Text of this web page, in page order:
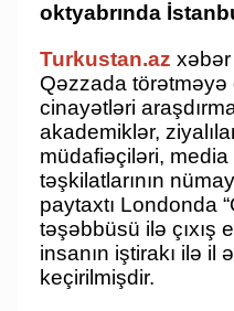
oktyabrında
Turkustan.az xəbər
Qəzzada
cinayətləri
akademiklər,
müdafiəçiləri,
təşkilatlarının
paytaxtı Londonda
təşəbbüsü ilə çıxış
insanın iştirakı ilə il
keçirilmişdir.